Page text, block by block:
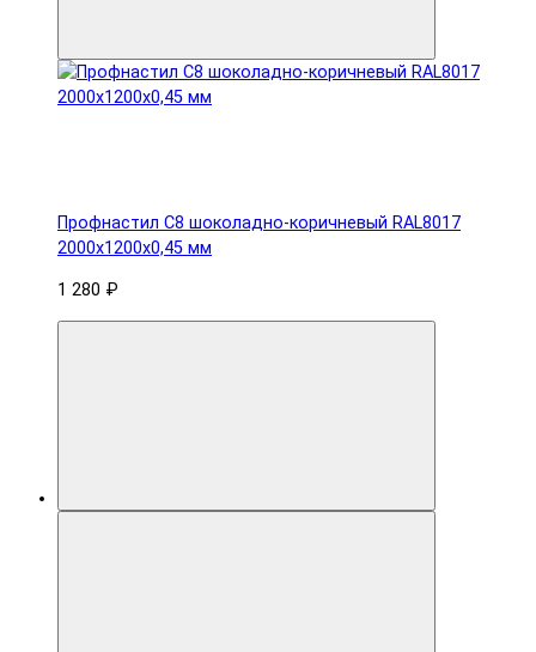
Профнастил С8 шоколадно-коричневый RAL8017
2000х1200х0,45 мм
1 280 ₽